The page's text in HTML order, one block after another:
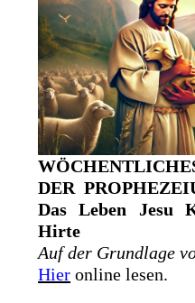
DER
Das Leben Jesu
Hirte
Auf der Grundlage
Hier online lesen.